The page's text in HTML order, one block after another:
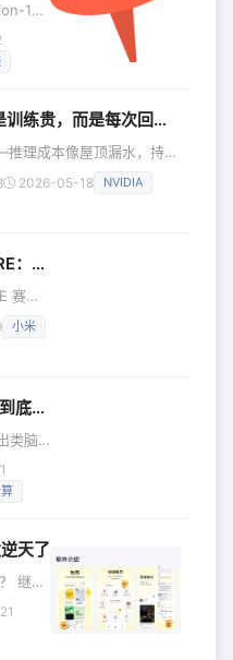
1，
器
小脑
量级，
闭
低人
助开
，而是每次回答都在烧钱
理成本像屋顶漏水，持续
、llama.cpp三个开源项目
部署入手，试图把“每
效应。 一个SaaS产品开发
。用户越
2026-05-18
NVIDIA
突破
赛事
多媒
由
大、
研
件
小米
么？
类脑
到生
向现
！ 你
为何
智
脑VS
天了
继蚂
商城